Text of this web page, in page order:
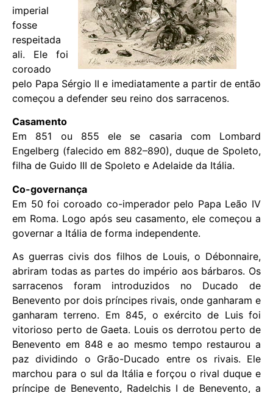
imperial
fosse
respeitada
ali. Ele foi
coroado
pelo Papa Sérgio II e imediatamente a partir de então
começou a defender seu reino dos sarracenos.
Casamento
Em 851 ou 855 ele se casaria com Lombard
Engelberg (falecido em 882–890), duque de Spoleto,
filha de Guido III de Spoleto e Adelaide da Itália.
Co-governança
Em 50 foi coroado co-imperador pelo Papa Leão IV
em Roma. Logo após seu casamento, ele começou a
governar a Itália de forma independente.
As guerras civis dos filhos de Louis, o Débonnaire,
abriram todas as partes do império aos bárbaros. Os
sarracenos foram introduzidos no Ducado de
Benevento por dois príncipes rivais, onde ganharam e
ganharam terreno. Em 845, o exército de Luis foi
vitorioso perto de Gaeta. Louis os derrotou perto de
Benevento em 848 e ao mesmo tempo restaurou a
paz dividindo o Grão-Ducado entre os rivais. Ele
marchou para o sul da Itália e forçou o rival duque e
príncipe de Benevento, Radelchis I de Benevento, a